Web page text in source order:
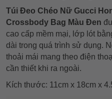
Túi Đeo Chéo Nữ Gucci
Crossbody Bag Màu Đen
cao cấp mềm mại, lớp lót
dài trong quá trình sử dụng.
thoải mái mang theo điện
cần thiết khi ra ngoài.
Kích thước: 11cm x 18cm x